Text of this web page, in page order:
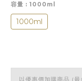
容量 : 1000ml
1000ml
以優惠價加購商品 (最